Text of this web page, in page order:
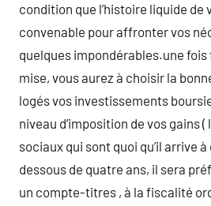
condition que l’histoire liquide
convenable pour affronter vos
quelques impondérables.une
mise, vous aurez à choisir la
logés vos investissements
niveau d’imposition de vos gains
sociaux qui sont quoi qu’il arrive
dessous de quatre ans, il sera
un compte-titres , à la fiscalité